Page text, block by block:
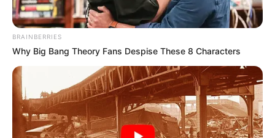
BRAINBERRIES
Why Big Bang Theory Fans Despise These 8 Characters